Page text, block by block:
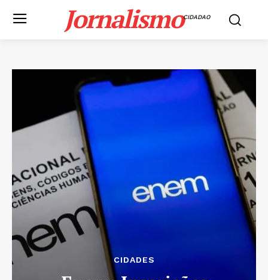
JornalismoCIDADAO
CIDADES